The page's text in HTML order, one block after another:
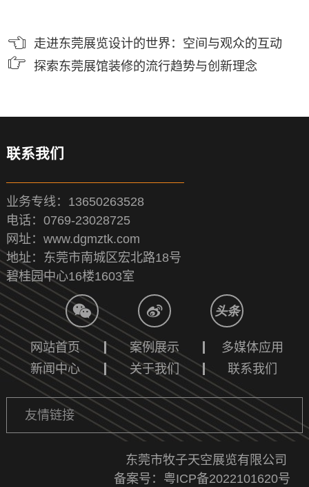
走进东莞展览设计的世界：空间与观众的互动
探索东莞展馆装修的流行趋势与创新理念
联系我们
业务专线：13650263528
电话：0769-23028725
网址：www.dgmztk.com
地址：东莞市南城区宏北路18号
碧桂园中心16楼1603室
网站首页 案例展示
多媒体应用
新闻中心
关于我们 联系我们
友情链接
百度
东莞展厅设计公司
东莞市牧子天空展览有限公司
备案号： 粤ICP备2022101620号